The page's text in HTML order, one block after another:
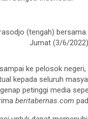
(tengah)
Jumat (3/6/
ke pelosok
kepada seluruh
petinggi media
beritabernas.com